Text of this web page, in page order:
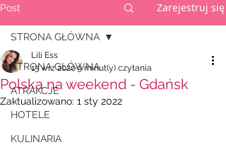
Post Zarejestruj się
STRONA GŁÓWNA
ATRAKCJE
HOTELE
KULINARIA
STRONA GŁÓWNA
Polska na weekend - Gdańsk
Lili Ess
13 wrz 20209 minut(y) czytania
Zaktualizowano: 1 sty 2022